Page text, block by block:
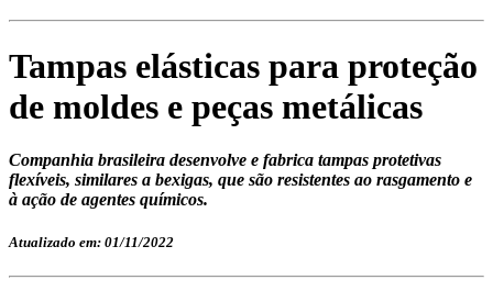
Tampas elásticas para proteção
de moldes e peças metálicas
Companhia brasileira desenvolve e fabrica tampas protetivas
flexíveis, similares a bexigas, que são resistentes ao rasgamento e
à ação de agentes químicos.
Atualizado em: 01/11/2022